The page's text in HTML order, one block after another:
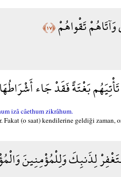
تَقْواهُمْ﴿١٧﴾
بَغْتَةً فَقَدْ جَاء
izâ câethum zikrâhum.
(o saat) kendilerine geldiği zaman,
لِذَنبِكَ وَلِلْمُؤْمِنِينَ